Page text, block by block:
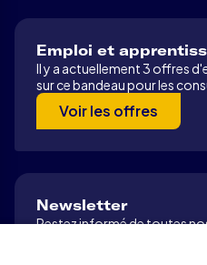
Emploi et
Il y a actuellement 3 offres
sur ce bandeau pour les
Voir les offres
Newsletter
Restez informé de toutes